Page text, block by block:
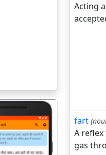
Acting
fart
A
gas